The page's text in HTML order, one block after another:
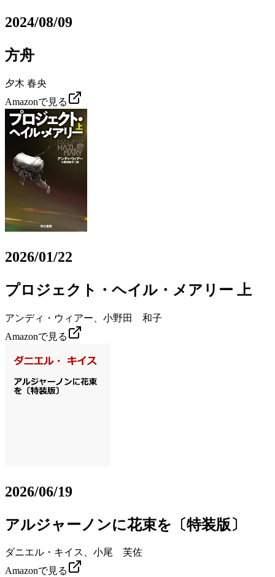
2024/08/09
方舟
夕木 春央
Amazonで見る
2026/01/22
プロジェクト・ヘイル・メアリー 上
アンディ・ウィアー、小野田 和子
Amazonで見る
2026/06/19
アルジャーノンに花束を〔特装版〕
ダニエル・キイス、小尾 芙佐
Amazonで見る